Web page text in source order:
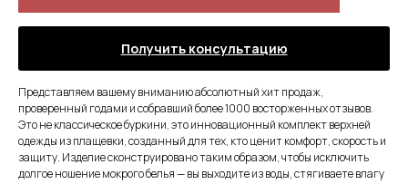
Получить консультацию
Представляем вашему вниманию абсолютный хит продаж,
проверенный годами и собравший более 1000 восторженных отзывов.
Это не классическое буркини, это инновационный комплект верхней
одежды из плащевки, созданный для тех, кто ценит комфорт, скорость и
защиту. Изделие сконструировано таким образом, чтобы исключить
долгое ношение мокрого белья — вы выходите из воды, стягиваете влагу